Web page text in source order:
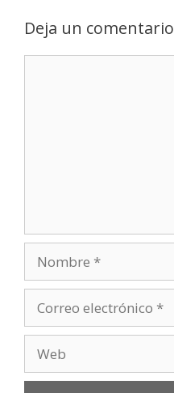
Deja un comentario
electrónico